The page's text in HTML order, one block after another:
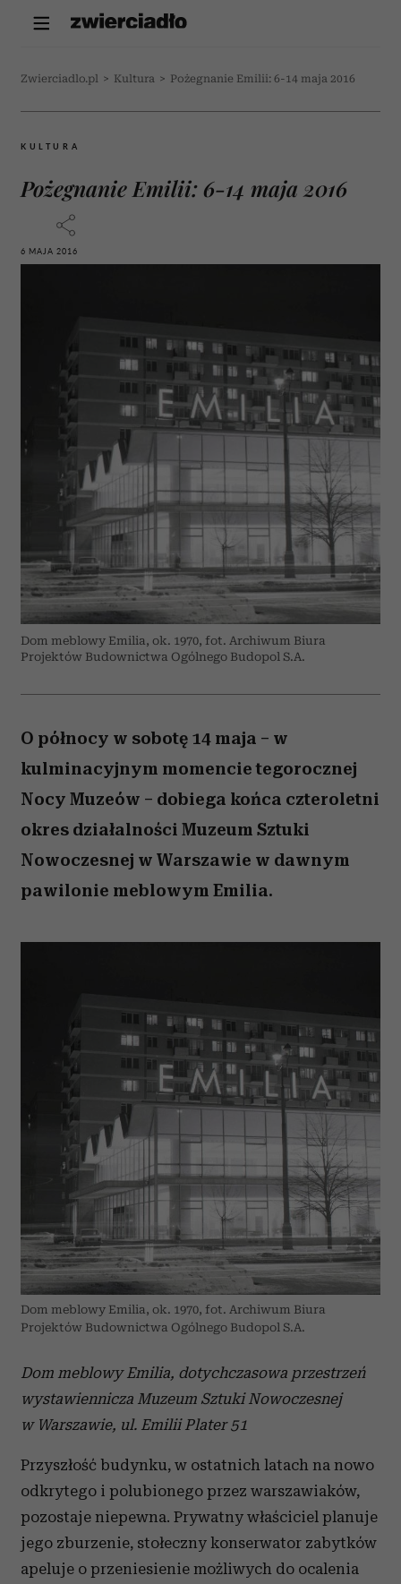
Zwierciadlo.pl > Kultura > Pożegnanie Emilii: 6-14 maja 2016
KULTURA
Pożegnanie Emilii: 6-14 maja 2016
6 MAJA 2016
Dom meblowy Emilia, ok. 1970, fot. Archiwum Biura
Projektów Budownictwa Ogólnego Budopol S.A.
O północy w sobotę 14 maja – w
kulminacyjnym momencie tegorocznej
Nocy Muzeów – dobiega końca czteroletni
okres działalności Muzeum Sztuki
Nowoczesnej w Warszawie w dawnym
pawilonie meblowym Emilia.
Dom meblowy Emilia, ok. 1970, fot. Archiwum Biura
Projektów Budownictwa Ogólnego Budopol S.A.
Dom meblowy Emilia, dotychczasowa przestrzeń
wystawiennicza Muzeum Sztuki Nowoczesnej
w Warszawie, ul. Emilii Plater 51
Przyszłość budynku, w ostatnich latach na nowo
odkrytego i polubionego przez warszawiaków,
pozostaje niepewna. Prywatny właściciel planuje
jego zburzenie, stołeczny konserwator zabytków
apeluje o przeniesienie możliwych do ocalenia